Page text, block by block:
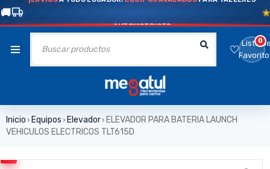
AUTOMOTRICES
Lista0
Inicio › Equipos › Elevador› ELEVADOR PARA BATERIA LAUNCH
VEHICULOS ELECTRICOS TLT615D